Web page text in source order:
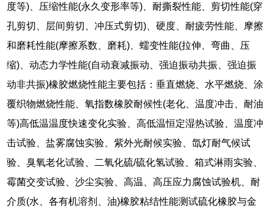
度等)、压缩性能(永久变形率等)、耐撕裂性能、剪切性能(穿
孔剪切、层间剪切、冲压式剪切)、硬度、耐疲劳性能、摩擦
和磨耗性能(摩擦系数、磨耗)、蠕变性能(拉伸、弯曲、压
缩)、动态力学性能(自动衰减振动、强迫振动共振、强迫振
动非共振)橡胶燃烧性能主要包括：垂直燃烧、水平燃烧、涂
覆织物燃烧性能、氧指数橡胶耐候性(老化、温度冲击、耐油
等)高低温温度快速变化实验、高低温恒定湿热试验、温度冲
击试验、盐雾腐蚀实验、紫外光耐候实验、氙灯耐气候试
验、臭氧老化试验、二氧化硫/硫化氢试验、箱式淋雨实验、
霉菌交变试验、沙尘实验、高温、高压应力腐蚀试验机、耐
介质(水、各有机溶剂、油)橡胶粘结性能测试硫化橡胶与金